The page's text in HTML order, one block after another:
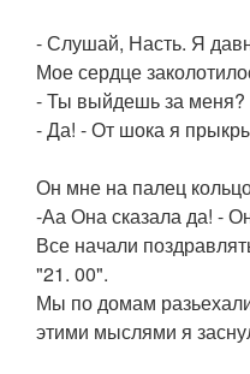
- Слушай, Насть. Я
Мое сердце
- Ты выйдешь за меня?
- Да! - От шока я
Он мне на палец
-Аа Она сказала да! -
Все начали
"21. 00".
Мы по домам
этими мыслями я